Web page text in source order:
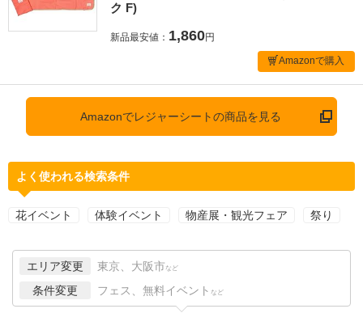
ク F)
新品最安値： 1,860円
Amazonで購入
Amazonでレジャーシートの商品を見る
よく使われる検索条件
花イベント 体験イベント 物産展・観光フェア 祭り
エリア変更 東京、大阪市 など
条件変更 フェス、無料イベント など